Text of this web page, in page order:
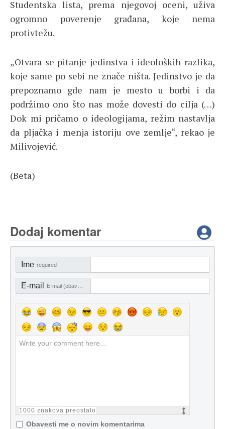
Studentska lista, prema njegovoj oceni, uživa
ogromno poverenje građana, koje nema
protivtežu.
„Otvara se pitanje jedinstva i ideoloških razlika,
koje same po sebi ne znače ništa. Jedinstvo je da
prepoznamo gde nam je mesto u borbi i da
podržimo ono što nas može dovesti do cilja (…)
Dok mi pričamo o ideologijama, režim nastavlja
da pljačka i menja istoriju ove zemlje“, rekao je
Milivojević.
(Beta)
Dodaj komentar
Ime required
E-mail
1000 znakova preostalo
Obavesti me o novim komentarima